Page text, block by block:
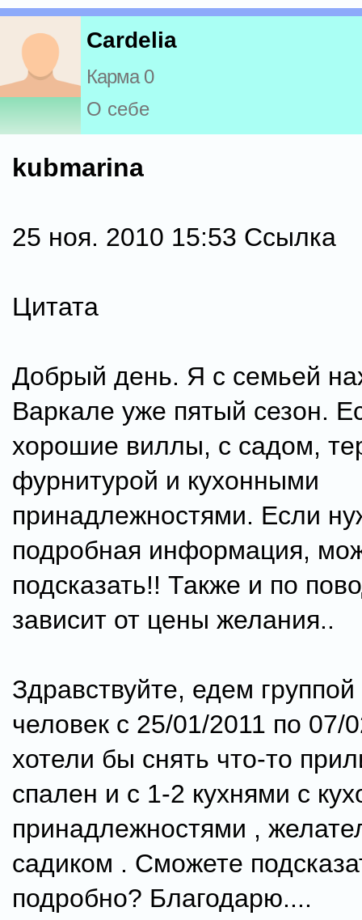
Cardelia
Карма 0
О себе
kubmarina
25 ноя. 2010 15:53 Ссылка
Цитата
Добрый день. Я с семьей
Варкале уже пятый сезон.
хорошие виллы, с садом,
фурнитурой и кухонными
принадлежностями. Если
подробная информация,
подсказать!! Также и по
зависит от цены желания..
Здравствуйте, едем группой
человек с 25/01/2011 по 07/
хотели бы снять что-то
спален и с 1-2 кухнями с
принадлежностями ,
садиком . Сможете
подробно? Благодарю....